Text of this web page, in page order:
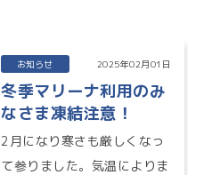
お知らせ 2025年02月01日
冬季マリーナ利用のみ
なさま凍結注意！
2月になり寒さも厳しくなっ
て参りました。気温によりま